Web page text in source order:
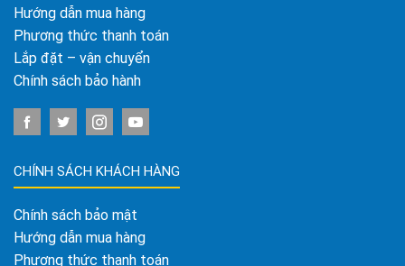
Hướng dẫn mua hàng
Phương thức thanh toán
Lắp đặt – vận chuyển
Chính sách bảo hành
CHÍNH SÁCH KHÁCH HÀNG
Chính sách bảo mật
Hướng dẫn mua hàng
Phương thức thanh toán